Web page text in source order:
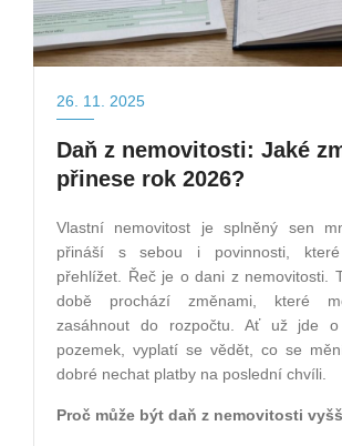
26. 11. 2025
Daň z nemovitosti: Jaké
přinese rok 2026?
Vlastní nemovitost je splněný sen
přináší s sebou i povinnosti,
přehlížet. Řeč je o dani z nemovitosti.
době prochází změnami, které
zasáhnout do rozpočtu. Ať už jde
pozemek, vyplatí se vědět, co se
dobré nechat platby na poslední chvíli.
Proč může být daň z nemovitosti